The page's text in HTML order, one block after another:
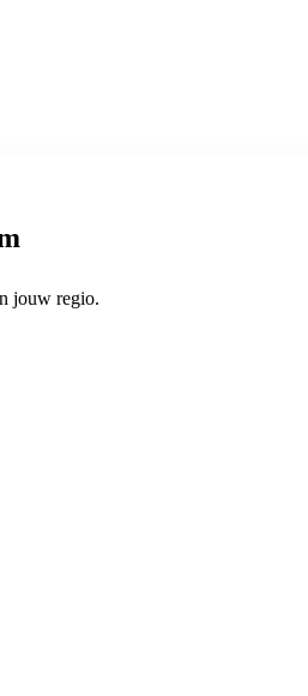
jouw regio.